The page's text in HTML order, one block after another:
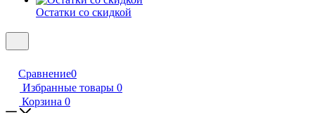
Остатки со скидкой
Сравнение0
Избранные товары 0
Корзина 0